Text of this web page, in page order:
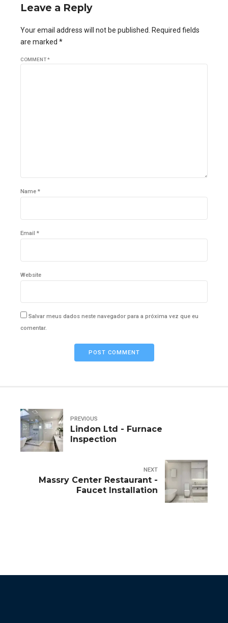
Leave a Reply
Your email address will not be published. Required fields
are marked *
COMMENT*
Name *
Email *
Website
Salvar meus dados neste navegador para a próxima vez que eu
comentar.
POST COMMENT
PREVIOUS
Lindon Ltd - Furnace
Inspection
NEXT
Massry Center Restaurant -
Faucet Installation